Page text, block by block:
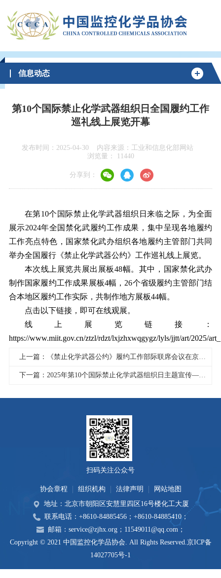
信息动态
第10个国际禁止化学武器组织日全国履约工作
巡礼线上展览开幕
发布时间：2025-04-30
内容来源：工业和信息化部网站
浏览量：
11440
分享到：
在第10个国际禁止化学武器组织日来临之际，为全面
展示2024年全国禁化武履约工作成果，集中呈现各地履约
工作亮点特色，国家禁化武办组织各地履约主管部门共同
举办全国履行《禁止化学武器公约》工作巡礼线上展览。
本次线上展览共展出展板48幅。其中，国家禁化武办
制作国家履约工作成果展板4幅，26个省级履约主管部门结
合本地区履约工作实际，共制作地方展板44幅。
点击以下链接，即可在线观展。
线上展览链接：
https://www.miit.gov.cn/ztzl/rdzt/lxjzhxwqgygz/lyls/jjtt/art/2025/
上一篇：《禁止化学武器公约》履约工作部际联席会议在京召开
下一篇：2025年第10个国际禁止化学武器组织日主题宣传——履约普法视频
扫码关注公众号
协会章程 组织机构 法律声明
网站地图
地址：北京市朝阳区安慧里四区16号楼化工大厦
联系电话：+8610-84885456；+8610-84885410；
邮箱：service@zjhx.org；11549011@qq.com；
Copyright © 2021 中国监控化学品协会. All Rights Reserved. 京ICP备
14027705号-1